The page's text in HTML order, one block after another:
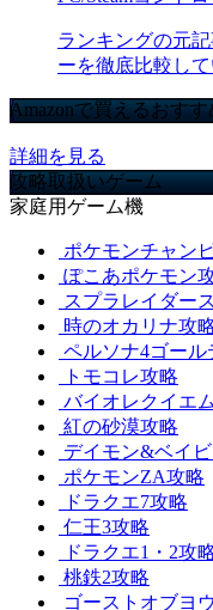
ランキングの元
ーを徹底比較し
Amazonで買えるおす
詳細を見る
攻略取扱いゲーム
家庭用ゲーム機
ポケモンチャン
ぽこあポケモン
スプラレイダー
時のオカリナ攻
ペルソナ4ゴール
トモコレ攻略
バイオレクイエ
紅の砂漠攻略
デイモン&ベイ
ポケモンZA攻略
ドラクエ7攻略
仁王3攻略
ドラクエ1・2攻
桃鉄2攻略
ゴーストオブヨ